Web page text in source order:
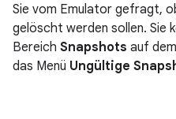
Sie vom Emulator gefragt,
gelöscht werden sollen. Sie
Bereich Snapshots auf
das Menü Ungültige